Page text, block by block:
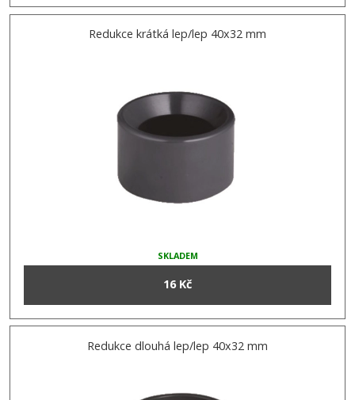
Redukce krátká lep/lep 40x32 mm
SKLADEM
16 Kč
Redukce dlouhá lep/lep 40x32 mm